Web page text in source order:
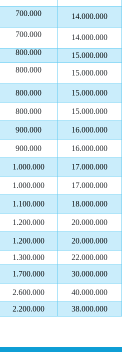
700.000
14.000.000
700.000
14.000.000
800.000
15.000.000
800.000
15.000.000
800.000
15.000.000
800.000
15.000.000
900.000
16.000.000
900.000
16.000.000
1.000.000
17.000.000
1.000.000
17.000.000
1.100.000
18.000.000
1.200.000
20.000.000
1.200.000
20.000.000
1.300.000
22.000.000
1.700.000
30.000.000
2.600.000
40.000.000
2.200.000 38.000.000